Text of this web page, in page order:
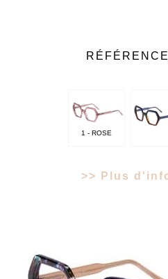
1 - ROSE
>> Plus